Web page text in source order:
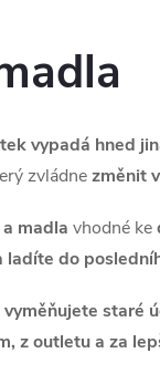
vypadá hned
zvládnezměnit
madla vhodné ke
ladíte do
staré
z outletu a za